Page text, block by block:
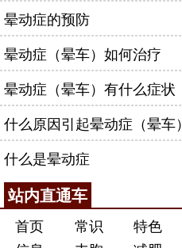
晕动症的预防
晕动症（晕车）如何治疗
晕动症（晕车）有什么症状
什么原因引起晕动症（晕车）
什么是晕动症
站内直通车
首页 常识 特色